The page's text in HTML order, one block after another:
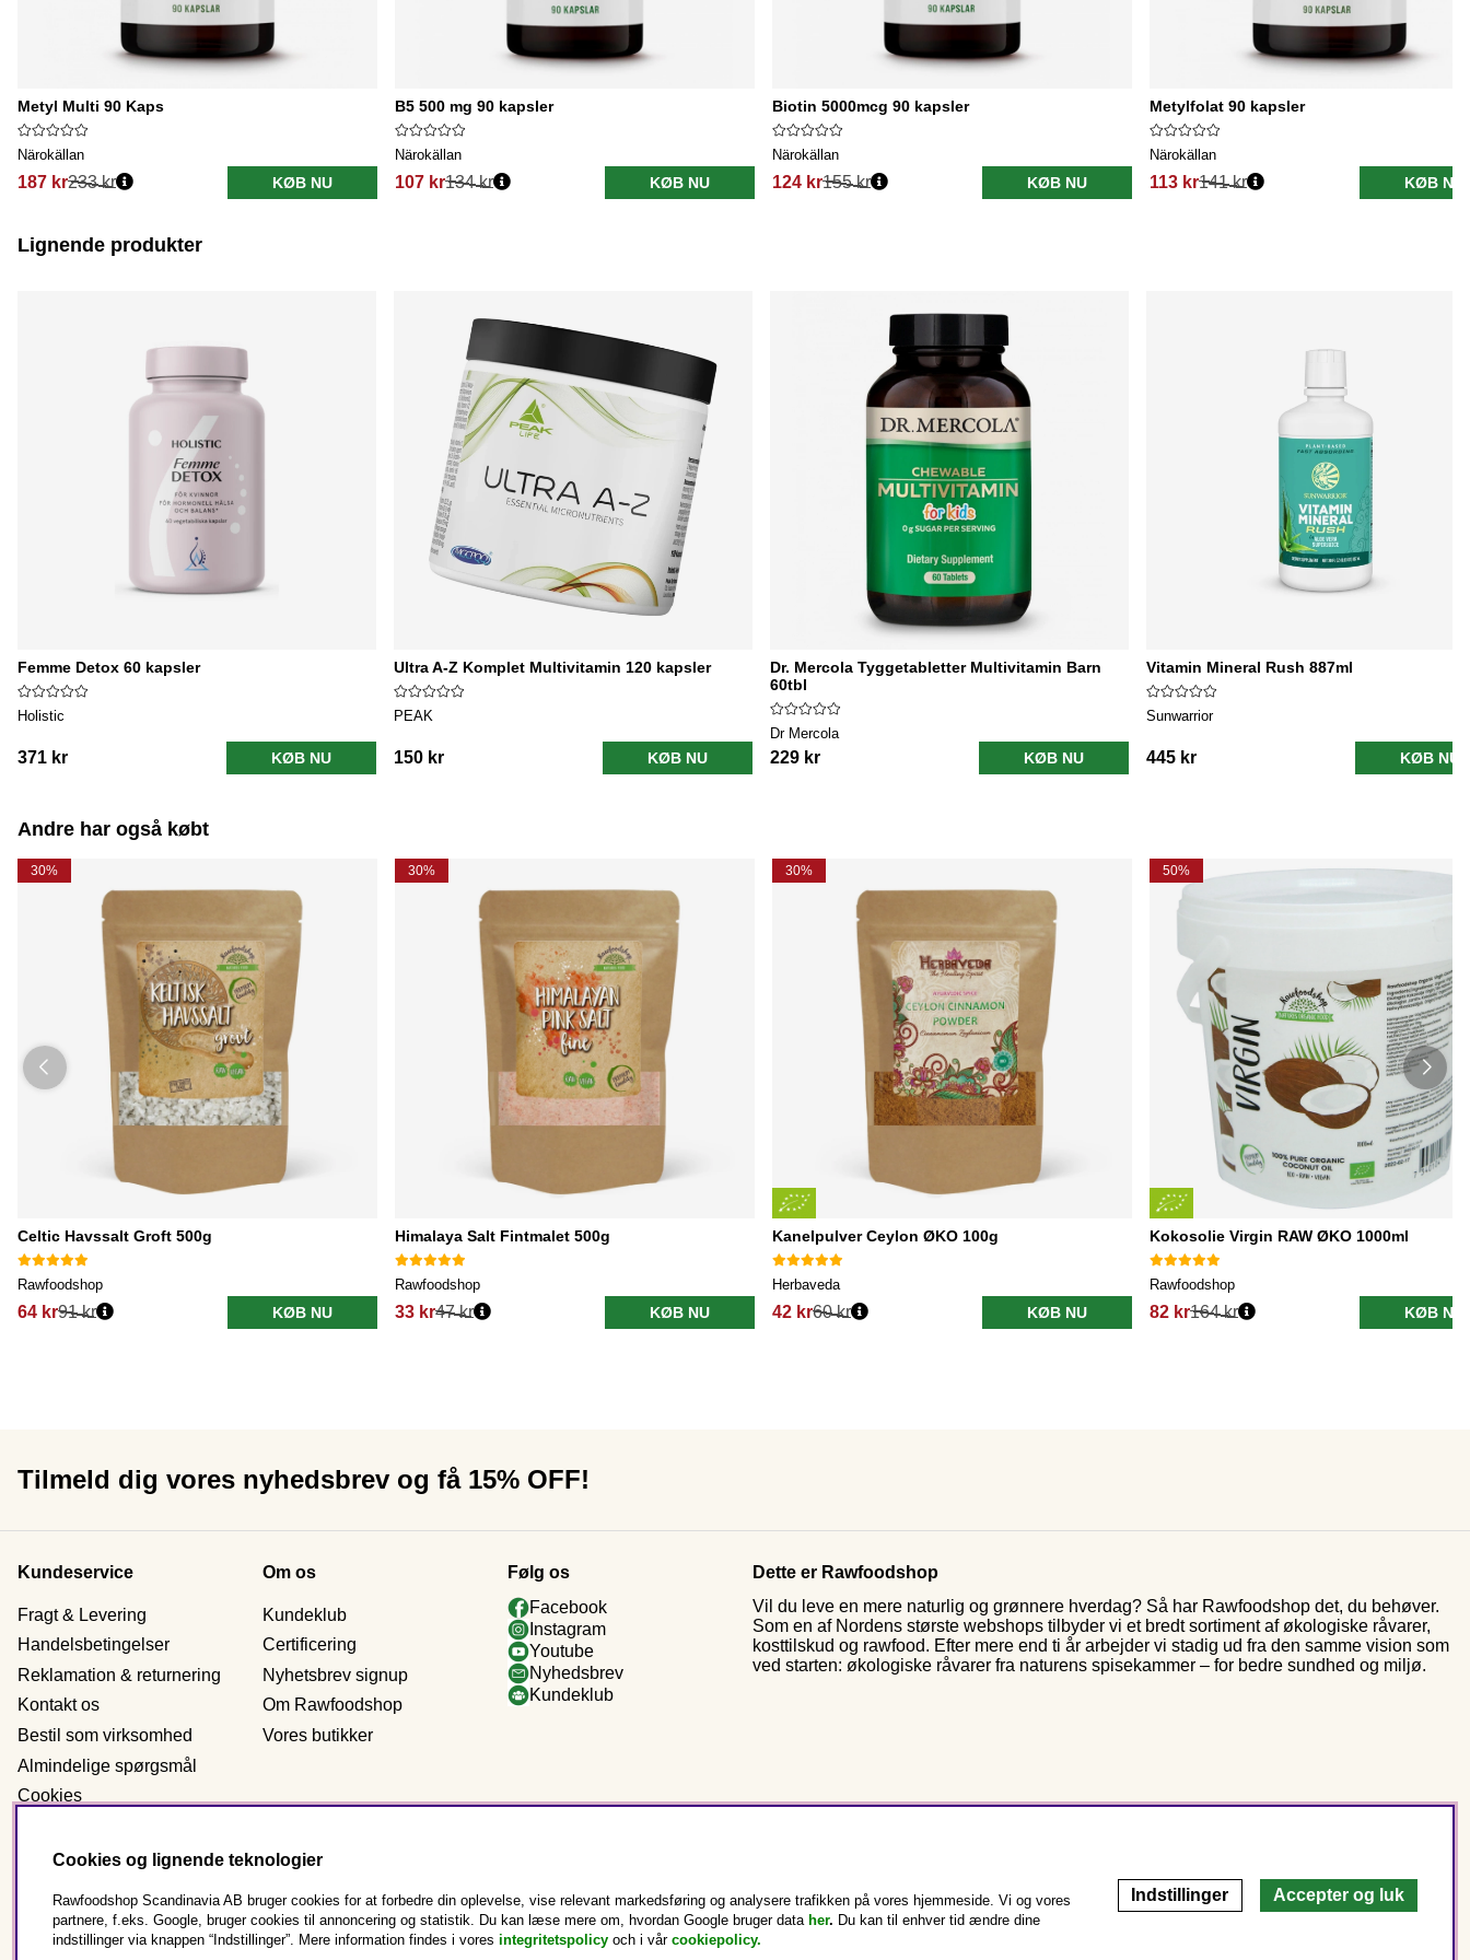
Metyl Multi 90 Kaps
Närokällan
187 kr233 kr KØB NU
B5 500 mg 90 kapsler
Närokällan
107 kr134 kr KØB NU
Biotin 5000mcg 90 kapsler
Närokällan
124 kr155 kr KØB NU
Metylfolat 90 kapsler
Närokällan
113 kr141 kr KØB NU
Lignende produkter
Femme Detox 60 kapsler
Holistic
371 kr KØB NU
Ultra A-Z Komplet Multivitamin 120 kapsler
PEAK
150 kr KØB NU
Dr. Mercola Tyggetabletter Multivitamin Barn
60tbl
Dr Mercola
229 kr KØB NU
Vitamin Mineral Rush 887ml
Sunwarrior
445 kr KØB NU
Andre har også købt
30%
Celtic Havssalt Groft 500g
Rawfoodshop
64 kr91 kr KØB NU
30%
Himalaya Salt Fintmalet 500g
Rawfoodshop
33 kr47 kr KØB NU
30%
Kanelpulver Ceylon ØKO 100g
Herbaveda
42 kr60 kr KØB NU
50%
Kokosolie Virgin RAW ØKO 1000ml
Rawfoodshop
82 kr164 kr KØB NU
Tilmeld dig vores nyhedsbrev og få 15% OFF!
Kundeservice
Fragt & Levering
Handelsbetingelser
Reklamation & returnering
Kontakt os
Bestil som virksomhed
Almindelige spørgsmål
Cookies
Om os
Kundeklub
Certificering
Nyhetsbrev signup
Om Rawfoodshop
Vores butikker
Følg os
Facebook
Instagram
Youtube
Nyhedsbrev
Kundeklub
Dette er Rawfoodshop
Vil du leve en mere naturlig og grønnere hverdag? Så har Rawfoodshop det, du behøver.
Som en af Nordens største webshops tilbyder vi et bredt sortiment af økologiske råvarer,
kosttilskud og rawfood. Efter mere end ti år arbejder vi stadig ud fra den samme vision som
ved starten: økologiske råvarer fra naturens spisekammer – for bedre sundhed og miljø.
Danmark
Copyright © 2025 Rawfoodshop Scandinavia AB
Cookies og lignende teknologier
Rawfoodshop Scandinavia AB bruger cookies for at forbedre din oplevelse, vise relevant markedsføring og analysere trafikken på vores hjemmeside. Vi og vores
partnere, f.eks. Google, bruger cookies til annoncering og statistik. Du kan læse mere om, hvordan Google bruger data her. Du kan til enhver tid ændre dine
indstillinger via knappen “Indstillinger”. Mere information findes i vores integritetspolicy och i vår cookiepolicy.
Indstillinger Accepter og luk